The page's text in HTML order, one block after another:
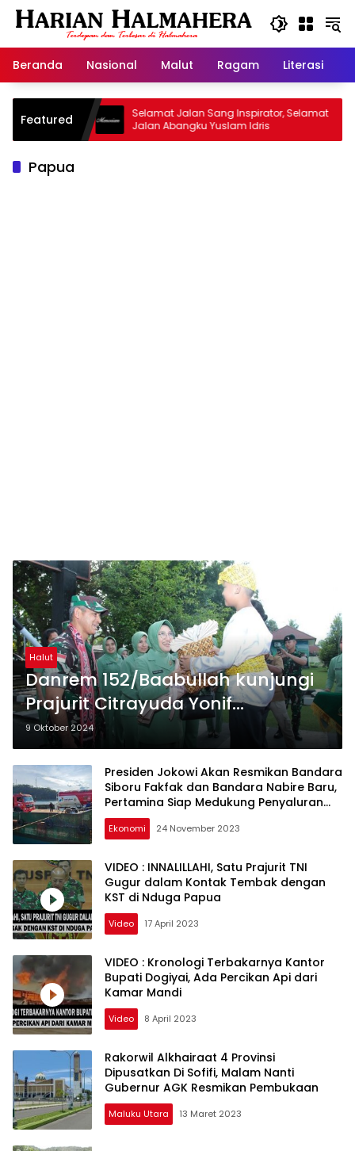
Langsung
Beranda
Nasional Malut Ragam Literasi
Featured
Selamat Jalan Sang Inspirator, Selamat
Jalan Abangku Yuslam Idris
Papua
Halut
Danrem 152/Baabullah kunjungi
Prajurit Citrayuda Yonif
732/Banau, Tahun Depan Prajurit
Akan Satgas ke Papua.
9 Oktober 2024
Presiden Jokowi Akan Resmikan Bandara
Siboru Fakfak dan Bandara Nabire Baru,
Pertamina Siap Medukung Penyaluran
Avtur
Ekonomi 24 November 2023
VIDEO : INNALILLAHI, Satu Prajurit TNI
Gugur dalam Kontak Tembak dengan
KST di Nduga Papua
Video 17 April 2023
VIDEO : Kronologi Terbakarnya Kantor
Bupati Dogiyai, Ada Percikan Api dari
Kamar Mandi
Video 8 April 2023
Rakorwil Alkhairaat 4 Provinsi
Dipusatkan Di Sofifi, Malam Nanti
Gubernur AGK Resmikan Pembukaan
Maluku Utara 13 Maret 2023